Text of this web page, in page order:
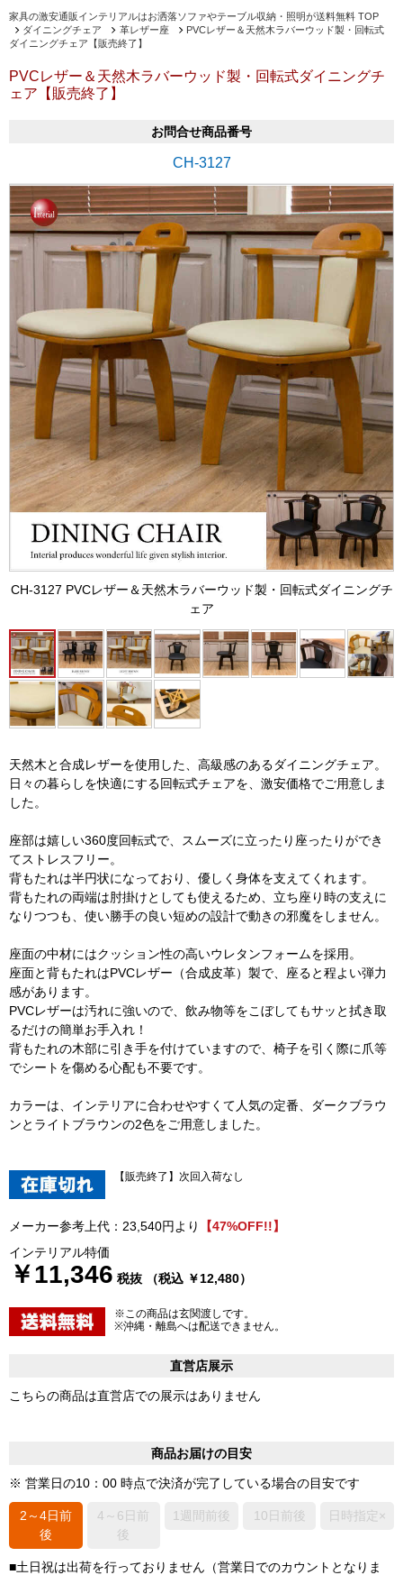
家具の激安通販インテリアルはお洒落ソファやテーブル収納・照明が送料無料 TOP
ダイニングチェア
革レザー座
PVCレザー＆天然木ラバーウッド製・回転式
ダイニングチェア【販売終了】
PVCレザー＆天然木ラバーウッド製・回転式ダイニングチ
ェア【販売終了】
お問合せ商品番号
CH-3127
CH-3127 PVCレザー＆天然木ラバーウッド製・回転式ダイニングチ
ェア
天然木と合成レザーを使用した、高級感のあるダイニングチェア。
日々の暮らしを快適にする回転式チェアを、激安価格でご用意しま
した。
座部は嬉しい360度回転式で、スムーズに立ったり座ったりができ
てストレスフリー。
背もたれは半円状になっており、優しく身体を支えてくれます。
背もたれの両端は肘掛けとしても使えるため、立ち座り時の支えに
なりつつも、使い勝手の良い短めの設計で動きの邪魔をしません。
座面の中材にはクッション性の高いウレタンフォームを採用。
座面と背もたれはPVCレザー（合成皮革）製で、座ると程よい弾力
感があります。
PVCレザーは汚れに強いので、飲み物等をこぼしてもサッと拭き取
るだけの簡単お手入れ！
背もたれの木部に引き手を付けていますので、椅子を引く際に爪等
でシートを傷める心配も不要です。
カラーは、インテリアに合わせやすくて人気の定番、ダークブラウ
ンとライトブラウンの2色をご用意しました。
【販売終了】次回入荷なし
メーカー参考上代：23,540円より
【47%OFF!!】
インテリアル特価
￥11,346 税抜 （税込 ￥12,480）
※この商品は玄関渡しです。
※沖縄・離島へは配送できません。
直営店展示
こちらの商品は直営店での展示はありません
商品お届けの目安
※ 営業日の10：00 時点で決済が完了している場合の目安です
2～4日前
後
4～6日前
後
1週間前後 10日前後 日時指定×
■土日祝は出荷を行っておりません（営業日でのカウントとなりま